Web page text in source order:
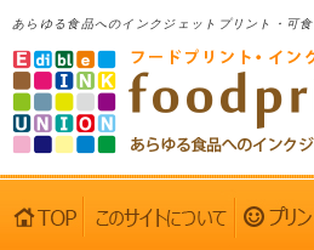
あらゆる食品へのインクジェットプリント・可